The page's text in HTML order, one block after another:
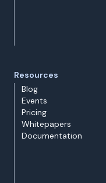
Resources
Blog
Events
Pricing
Whitepapers
Documentation